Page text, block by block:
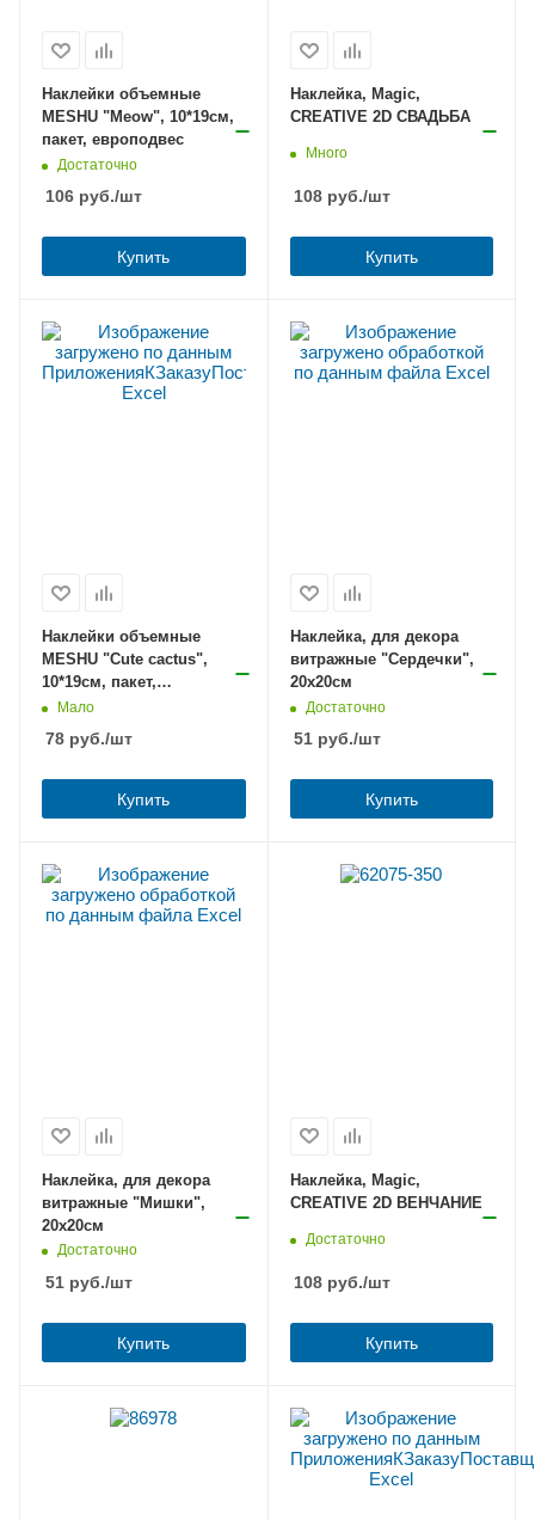
Наклейки объемные
MESHU "Meow", 10*19см,
пакет, европодвес
Достаточно
106 руб./шт
Купить
Наклейка, Magic,
CREATIVE 2D СВАДЬБА
Много
108руб./шт
Купить
Наклейки объемные
MESHU "Cute cactus",
10*19см, пакет,
европодвес
Мало
78 руб./шт
Купить
Наклейка, для декора
витражные "Сердечки",
20х20см
Достаточно
51руб./шт
Купить
Наклейка, для декора
витражные "Мишки",
20х20см
Достаточно
51 руб./шт
Купить
Наклейка, Magic,
CREATIVE 2D ВЕНЧАНИЕ
Достаточно
108руб./шт
Купить